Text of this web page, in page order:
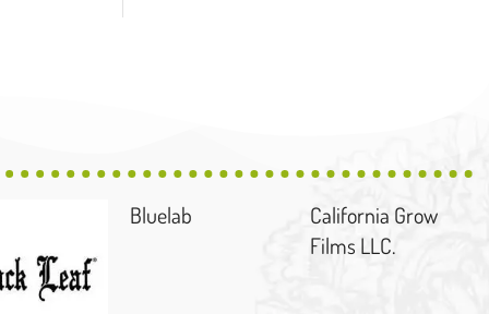
Bluelab
California Grow
Films LLC.